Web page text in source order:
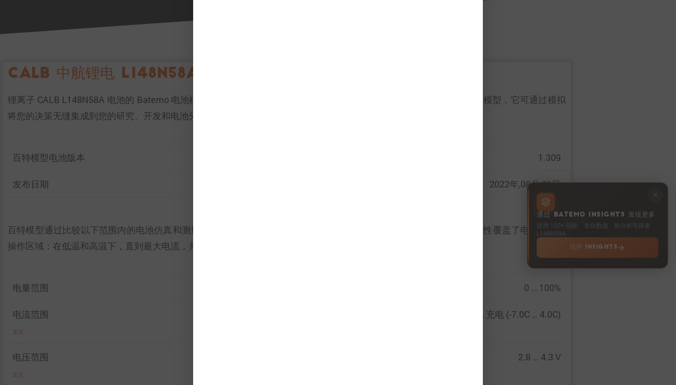
通过 BATEMO INSIGHTS 发现更多
使用 100+ 指标、老化数据、热分析等探索
L148N58A
试用 INSIGHTS
CALB 中航锂电 L148N58A 模型
锂离子 CALB L148N58A 电池的 Batemo 电池模型是一个高精度的物理电池模型，具有全局有效性。作为一个数字孪生模型，它可通过模拟
将您的决策无缝集成到您的研究、开发和电池分析中。有关巴特莫电池模型的特性和功能的详细信息，请参见
百特模型电池版本 1.309
发布日期 2022年,08月,01日
百特模型通过比较以下范围内的电池仿真和测量数据，展示了百特模型电池的准确性和有效性。验证非常广泛，实验特性覆盖了电池的整个
操作区域：在低温和高温下，直到最大电流，并且在整个电量范围内。
电量范围 0 … 100%
电流范围
定义
-426 A 放电 … 244 A 充电 (-7.0C … 4.0C)
电压范围
定义
2.8 … 4.3 V